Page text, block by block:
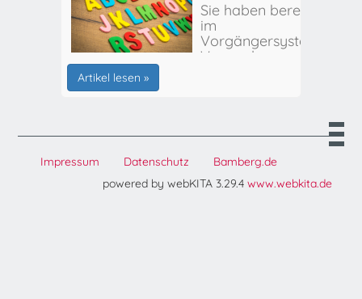
Sie haben bereits
im
Vorgängersystem
Vormerkungen
Artikel lesen »
Impressum Datenschutz
Bamberg.de
powered by webKITA 3.29.4 www.webkita.de